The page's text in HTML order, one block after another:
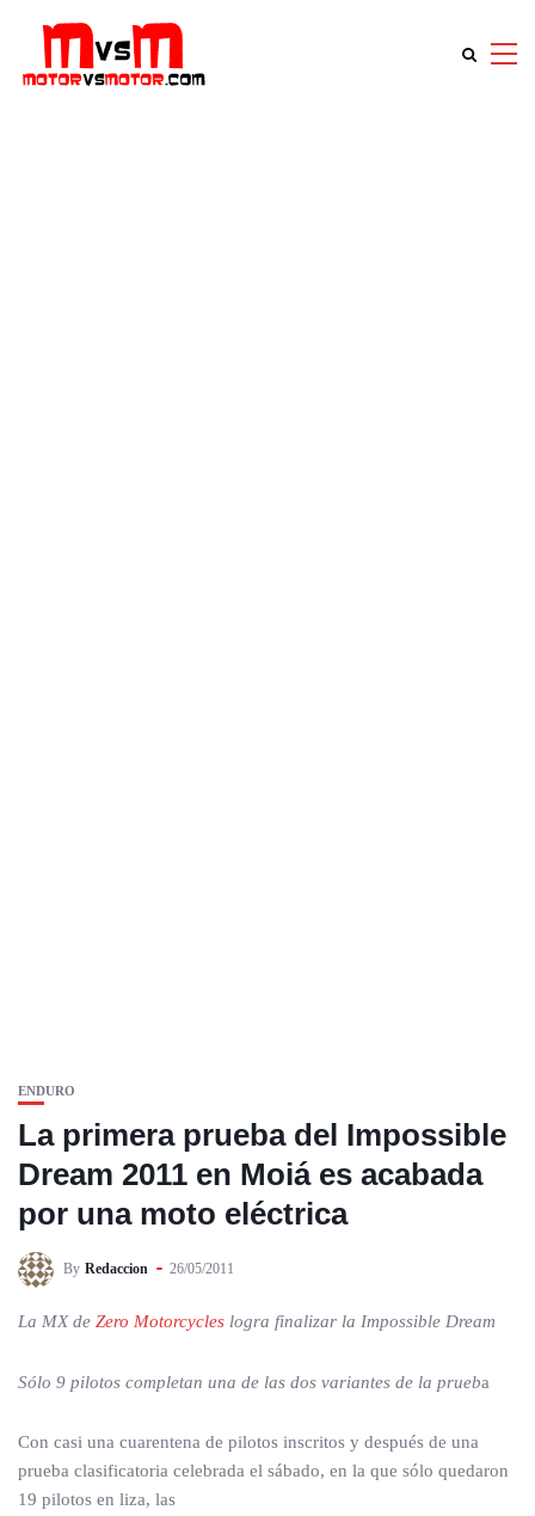
ENDURO
La primera prueba del Impossible
Dream 2011 en Moiá es acabada
por una moto eléctrica
By Redaccion 26/05/2011
La MX de Zero Motorcycles logra finalizar la Impossible Dream
Sólo 9 pilotos completan una de las dos variantes de la prueba
Con casi una cuarentena de pilotos inscritos y después de una
prueba clasificatoria celebrada el sábado, en la que sólo quedaron
19 pilotos en liza, las